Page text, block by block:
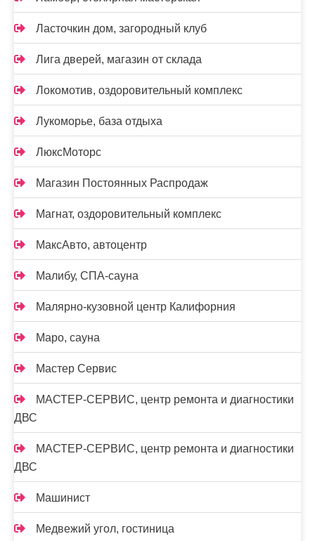
Ласточкин дом, загородный клуб
Лига дверей, магазин от склада
Локомотив, оздоровительный комплекс
Лукоморье, база отдыха
ЛюксМоторс
Магазин Постоянных Распродаж
Магнат, оздоровительный комплекс
МаксАвто, автоцентр
Малибу, СПА-сауна
Малярно-кузовной центр Калифорния
Маро, сауна
Мастер Сервис
МАСТЕР-СЕРВИС, центр ремонта и диагностики
ДВС
МАСТЕР-СЕРВИС, центр ремонта и диагностики
ДВС
Машинист
Медвежий угол, гостиница